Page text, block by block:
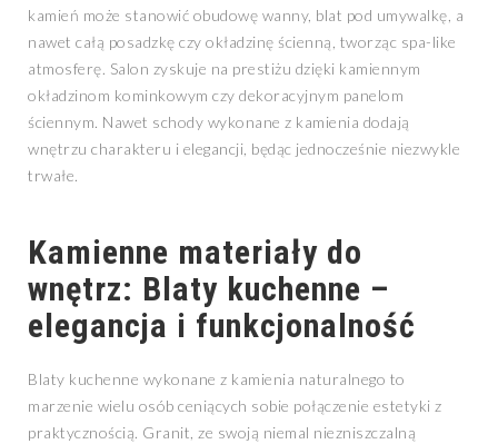
kamień może stanowić obudowę wanny, blat pod umywalkę, a
nawet całą posadzkę czy okładzinę ścienną, tworząc spa-like
atmosferę. Salon zyskuje na prestiżu dzięki kamiennym
okładzinom kominkowym czy dekoracyjnym panelom
ściennym. Nawet schody wykonane z kamienia dodają
wnętrzu charakteru i elegancji, będąc jednocześnie niezwykle
trwałe.
Kamienne materiały do
wnętrz: Blaty kuchenne –
elegancja i funkcjonalność
Blaty kuchenne wykonane z kamienia naturalnego to
marzenie wielu osób ceniących sobie połączenie estetyki z
praktycznością. Granit, ze swoją niemal niezniszczalną